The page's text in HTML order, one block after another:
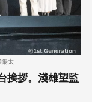
陽太
挨拶。淺雄望監